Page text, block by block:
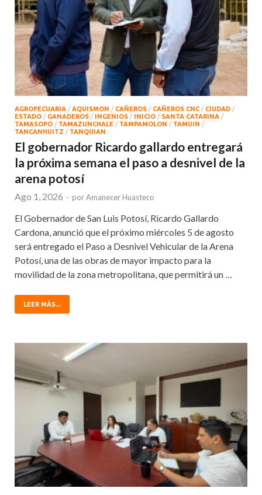
AGROPECUARIA / AQUISMON / CAÑEROS / CAÑEROS CNC / CIUDAD /
ESTADO / GANADEROS / INGENIOS / INICIO / SANTA CATARINA /
TAMASOPO / TAMAZUNCHALE / TAMPAMOLON / TAMUIN /
TANCANHUITZ / TANQUIAN
El gobernador Ricardo gallardo entregará
la próxima semana el paso a desnivel de la
arena potosí
Ago 1, 2026 - porAmanecer Huasteco
El Gobernador de San Luis Potosí, Ricardo Gallardo
Cardona, anunció que el próximo miércoles 5 de agosto
será entregado el Paso a Desnivel Vehicular de la Arena
Potosí, una de las obras de mayor impacto para la
movilidad de la zona metropolitana, que permitirá un …
LEER MÁS...